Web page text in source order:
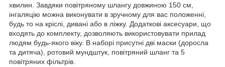
хвилин. Завдяки повітряному шлангу довжиною 150 см,
інгаляцію можна виконувати в зручному для вас положенні,
будь то на кріслі, дивані або в ліжку. Додаткові аксесуари, що
входять до комплекту, дозволяють використовувати прилад
людям будь-якого віку. В наборі присутні дві маски (доросла
та дитяча), ротовий мундштук, повітряний шланг та 5
повітряних фільтрів.